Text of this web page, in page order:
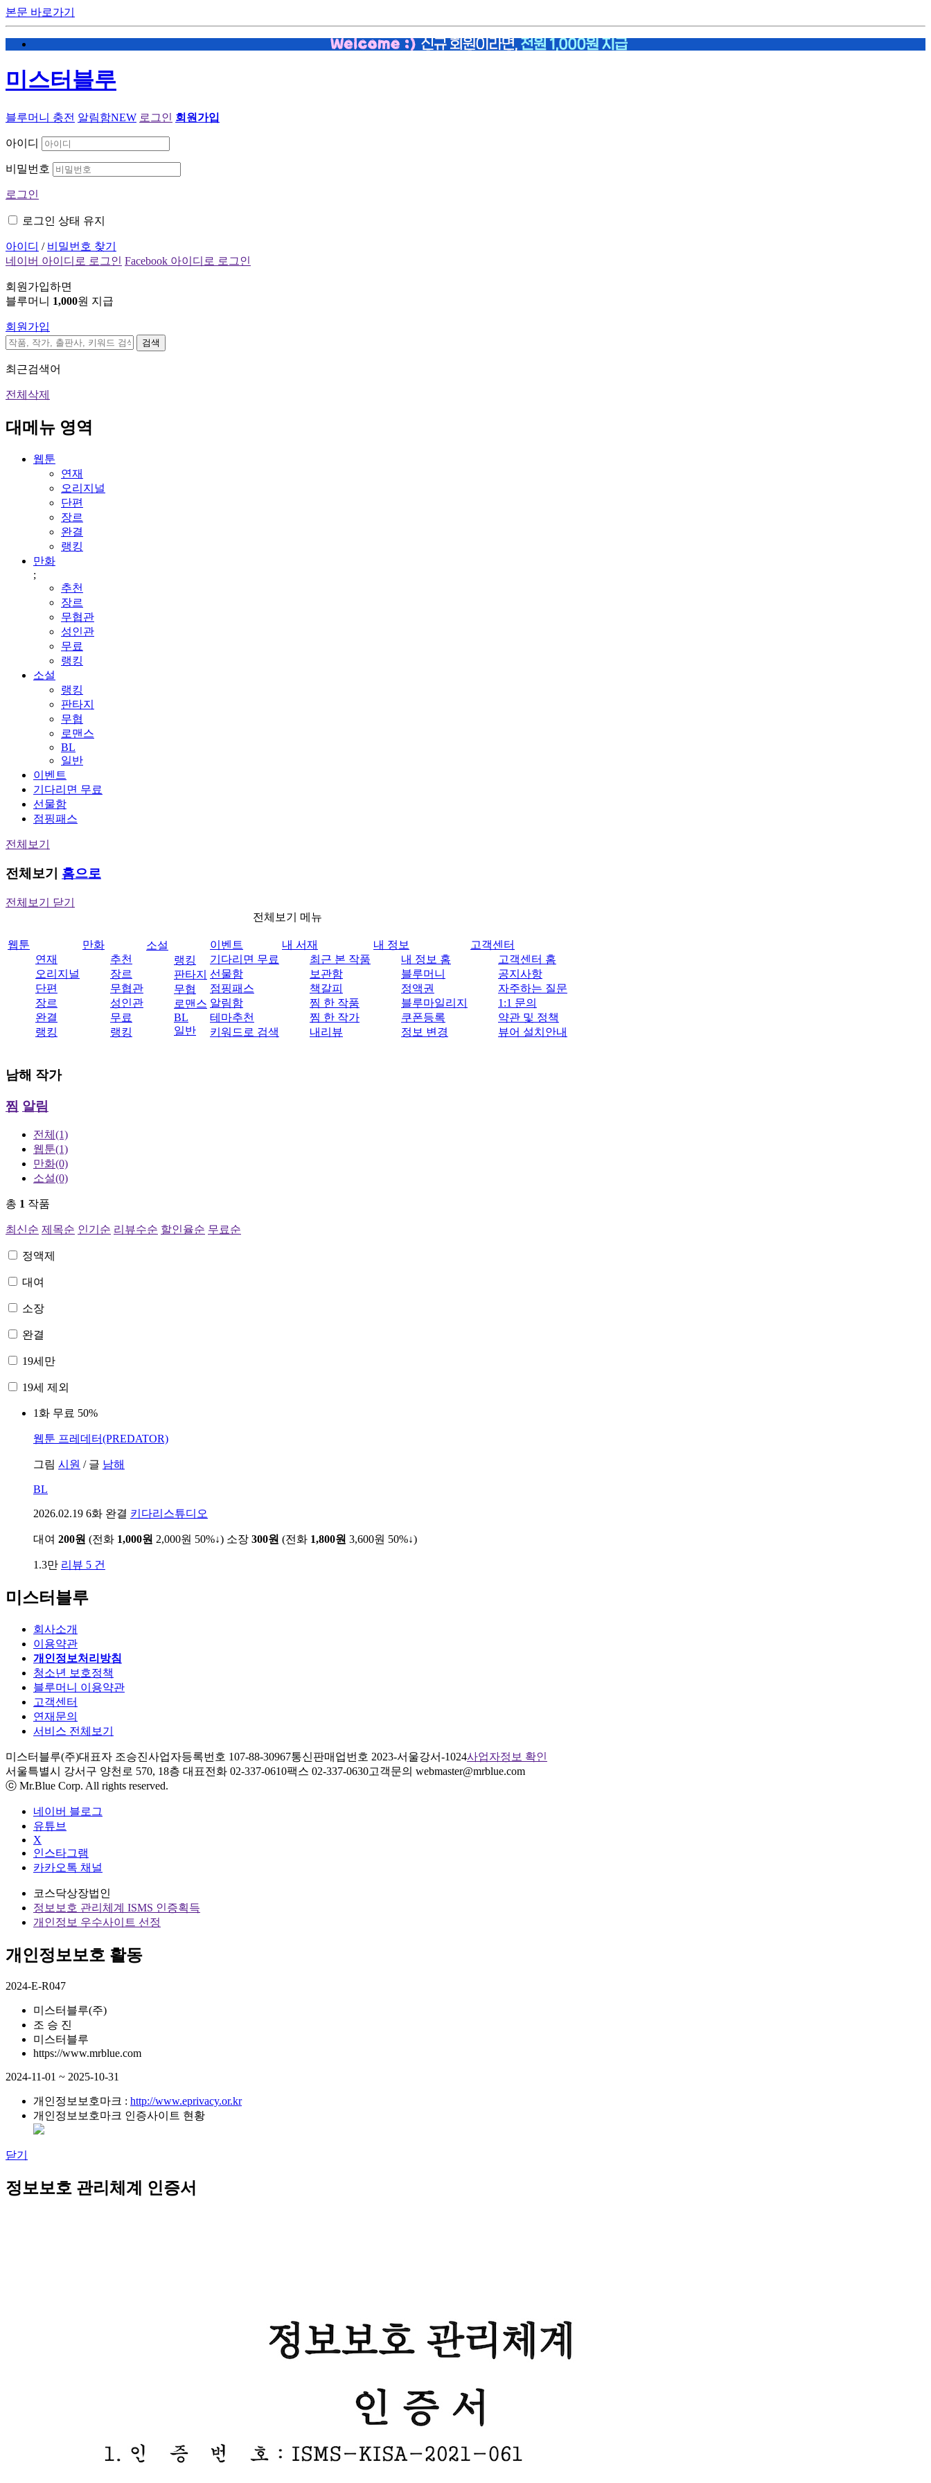
본문 바로가기
미스터블루
블루머니 충전 알림함NEW 로그인 회원가입
아이디
비밀번호
로그인
로그인 상태 유지
아이디 / 비밀번호 찾기
네이버 아이디로 로그인 Facebook 아이디로 로그인
회원가입하면
블루머니 1,000원 지급
회원가입
검색
최근검색어
전체삭제
대메뉴 영역
웹툰
연재
오리지널
단편
장르
완결
랭킹
만화
;
추천
장르
무협관
성인관
무료
랭킹
소설
랭킹
판타지
무협
로맨스
BL
일반
이벤트
기다리면 무료
선물함
점핑패스
전체보기
전체보기 홈으로
전체보기 닫기
전체보기 메뉴
웹툰
연재
오리지널
단편
장르
완결
랭킹
만화
추천
장르
무협관
성인관
무료
랭킹
소설
랭킹
판타지
무협
로맨스
BL
일반
이벤트
기다리면 무료
선물함
점핑패스
알림함
테마추천
키워드로 검색
내 서재
최근 본 작품
보관함
책갈피
찜 한 작품
찜 한 작가
내리뷰
내 정보
내 정보 홈
블루머니
정액권
블루마일리지
쿠폰등록
정보 변경
고객센터
고객센터 홈
공지사항
자주하는 질문
1:1 문의
약관 및 정책
뷰어 설치안내
남해 작가
찜 알림
전체 (1)
웹툰(1)
만화(0)
소설(0)
총 1 작품
최신순 제목순 인기순 리뷰수순 할인율순 무료순
정액제
대여
소장
완결
19세만
19세 제외
1화 무료 50%
웹툰 프레데터(PREDATOR)
그림 시원 / 글 남해
BL
2026.02.19 6화 완결 키다리스튜디오
대여 200원 (전화 1,000원 2,000원 50%↓) 소장 300원 (전화 1,800원 3,600원 50%↓)
1.3만 리뷰 5 건
미스터블루
회사소개
이용약관
개인정보처리방침
청소년 보호정책
블루머니 이용약관
고객센터
연재문의
서비스 전체보기
미스터블루(주)대표자 조승진사업자등록번호 107-88-30967통신판매업번호 2023-서울강서-1024사업자정보 확인
서울특별시 강서구 양천로 570, 18층 대표전화 02-337-0610팩스 02-337-0630고객문의 webmaster@mrblue.com
ⓒ Mr.Blue Corp. All rights reserved.
네이버 블로그
유튜브
X
인스타그램
카카오톡 채널
코스닥상장법인
정보보호 관리체계 ISMS 인증획득
개인정보 우수사이트 선정
개인정보보호 활동
2024-E-R047
미스터블루(주)
조 승 진
미스터블루
https://www.mrblue.com
2024-11-01 ~ 2025-10-31
개인정보보호마크 : http://www.eprivacy.or.kr
개인정보보호마크 인증사이트 현황
닫기
정보보호 관리체계 인증서